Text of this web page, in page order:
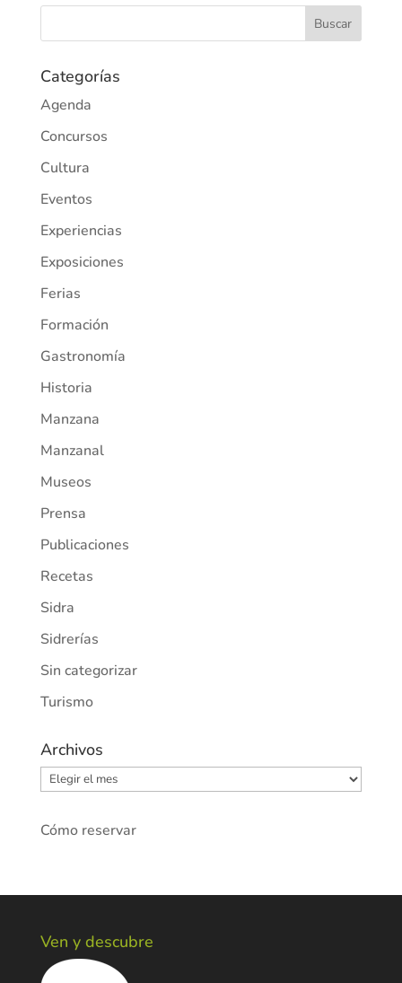
Categorías
Agenda
Concursos
Cultura
Eventos
Experiencias
Exposiciones
Ferias
Formación
Gastronomía
Historia
Manzana
Manzanal
Museos
Prensa
Publicaciones
Recetas
Sidra
Sidrerías
Sin categorizar
Turismo
Archivos
Archivos
Cómo reservar
Ven y descubre